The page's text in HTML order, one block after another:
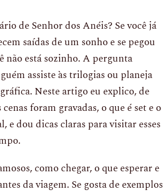
de Senhor dos Anéis? Se você já
saídas de um sonho e se pegou
não está sozinho. A pergunta
assiste às trilogias ou planeja
Neste artigo eu explico, de
foram gravadas, o que é set e o
e dou dicas claras para visitar esses
como chegar, o que esperar e
da viagem. Se gosta de exemplos